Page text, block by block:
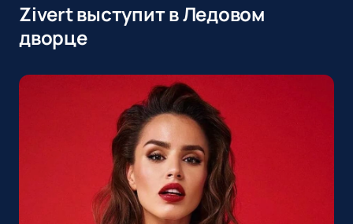
Zivert выступит в Ледовом
дворце